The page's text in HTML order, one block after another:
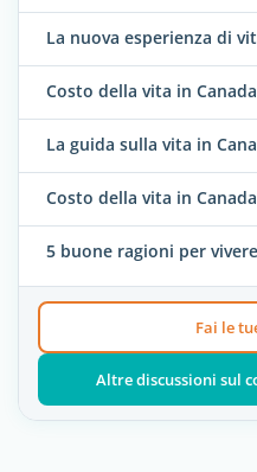
La nuova esperienza di
Costo della vita in
La guida sulla vita in
Costo della vita in
5 buone ragioni per
Fai le
Altre discussioni sul